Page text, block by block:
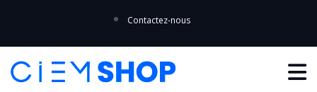
Contactez-nous